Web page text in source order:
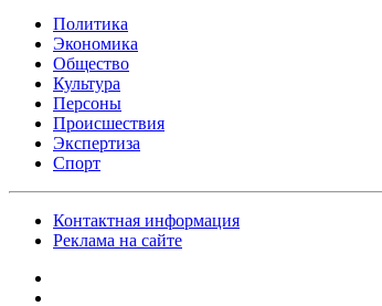
Политика
Экономика
Общество
Культура
Персоны
Происшествия
Экспертиза
Спорт
Контактная информация
Реклама на сайте